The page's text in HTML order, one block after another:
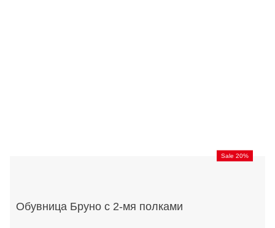
Sale 20%
Обувница Бруно с 2-мя полками